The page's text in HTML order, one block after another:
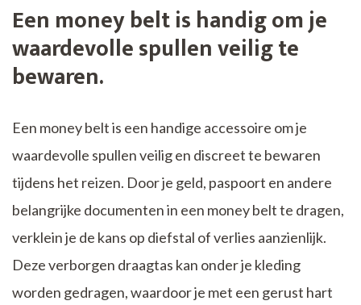
Een money belt is handig om je
waardevolle spullen veilig te
bewaren.
Een money belt is een handige accessoire om je
waardevolle spullen veilig en discreet te bewaren
tijdens het reizen. Door je geld, paspoort en andere
belangrijke documenten in een money belt te dragen,
verklein je de kans op diefstal of verlies aanzienlijk.
Deze verborgen draagtas kan onder je kleding
worden gedragen, waardoor je met een gerust hart